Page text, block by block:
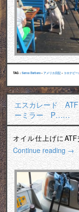
TAG : Santa Barbara • アメリカ日記 • コロナビー
エスカレード
ーミラー P……
オイル仕上げに
Continue reading→